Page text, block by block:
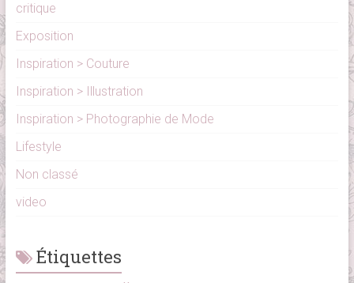
critique
Exposition
Inspiration > Couture
Inspiration > Illustration
Inspiration > Photographie de Mode
Lifestyle
Non classé
video
Étiquettes